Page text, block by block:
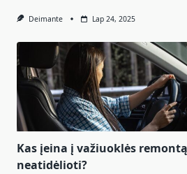
Deimante Lap 24, 2025
Kas įeina į važiuoklės
neatidėlioti?